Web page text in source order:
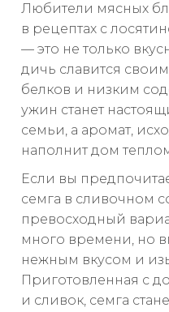
Любители мясных
в рецептах с
— это не только
дичь славится
белков и низким
ужин станет
семьи, а аромат,
наполнит дом
Если вы
семга в сливочном
превосходный
много времени, но
нежным вкусом и
Приготовленная с
и сливок, семга